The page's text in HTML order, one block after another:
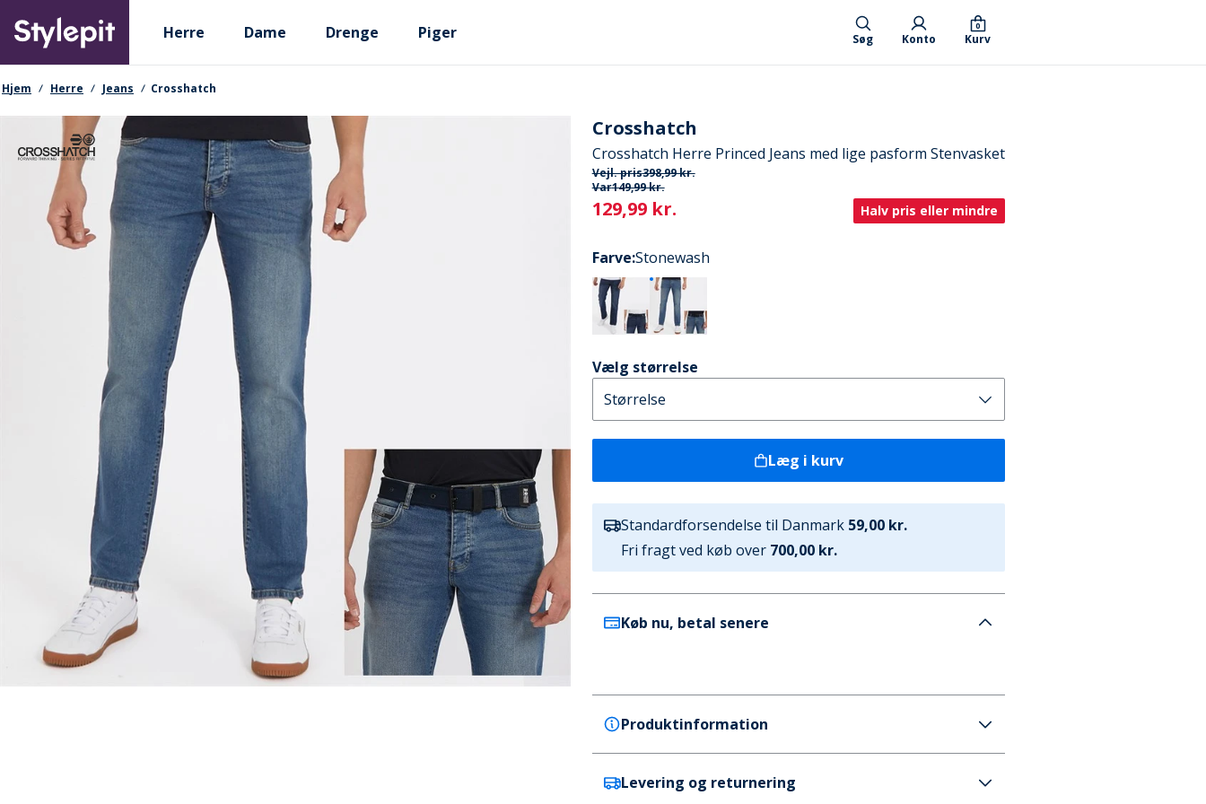
main
content
Primary departments
Herre Dame Drenge Piger Søg Konto Kurv
0
navigationssti
Hjem Herre Jeans Crosshatch
Crosshatch
Crosshatch Herre Princed Jeans med lige pasform Stenvasket
Vejl. pris398,99 kr.
Var149,99 kr.
Current
129,99 kr. Halv pris eller mindre
Farve:Stonewash
Vælg størrelse
Læg i kurv
Standardforsendelse til Danmark 59,00 kr.
Fri fragt ved køb over 700,00 kr.
Køb nu, betal senere
Produktinformation
Crosshatch
Levering og returnering